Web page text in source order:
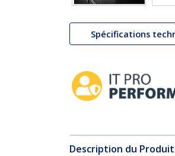
Spécifications
Description du Produit